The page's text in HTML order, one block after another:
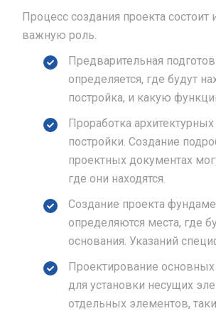
Процесс создания проекта
важную роль.
Предварительная
определяется, где будут
постройка, и какую
Проработка
постройки. Создание
проектных документах
где они находятся.
Создание проекта
определяются места, где
основания. Указаний
Проектирование
для установки несущих
отдельных элементов,